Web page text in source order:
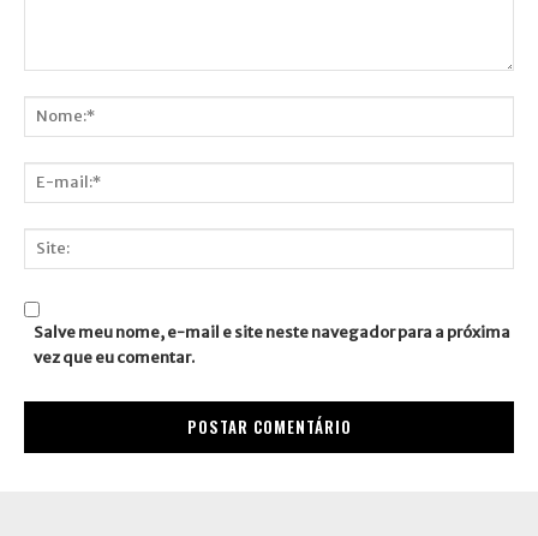
mail:*
Salve meu nome, e-mail e site neste navegador para a próxima
vez que eu comentar.